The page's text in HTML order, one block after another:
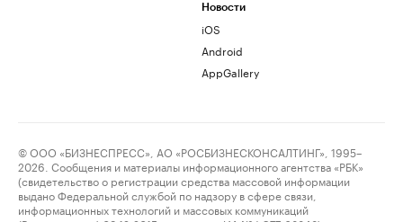
Новости
iOS
Android
AppGallery
© ООО «БИЗНЕСПРЕСС», АО «РОСБИЗНЕСКОНСАЛТИНГ», 1995–
2026. Сообщения и материалы информационного агентства «РБК»
(свидетельство о регистрации средства массовой информации
выдано Федеральной службой по надзору в сфере связи,
информационных технологий и массовых коммуникаций